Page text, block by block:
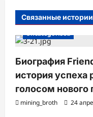
и
Связанные истории
Uncategorised
Биография
история успеха
голосом нового
mining_broth 24